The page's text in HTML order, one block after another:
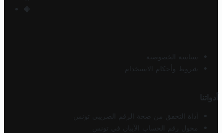
سياسة الخصوصية
شروط وأحكام الاستخدام
أدواتنا
أداة التحقق من صحة الرقم الضريبي تونس
محول رقم الحساب الآيبان في تونس